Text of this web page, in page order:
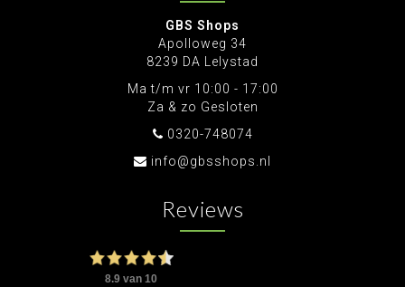
GBS Shops
Apolloweg 34
8239 DA Lelystad
Ma t/m vr 10:00 - 17:00
Za & zo Gesloten
0320-748074
info@gbsshops.nl
Reviews